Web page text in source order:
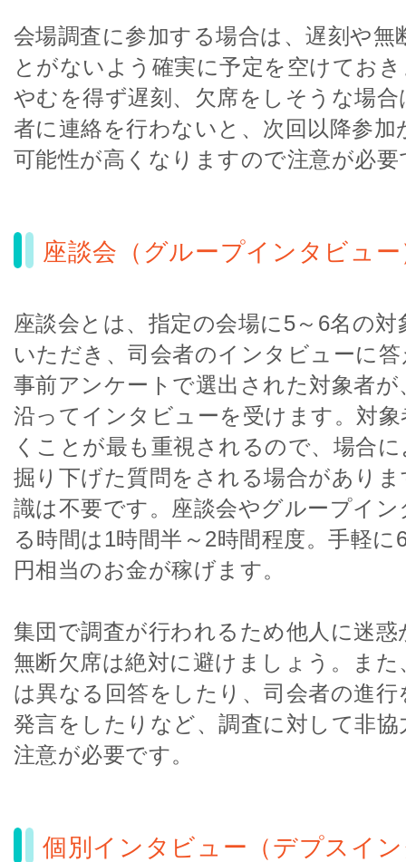
会場調査に参加する場合は、遅刻や無
とがないよう確実に予定を空けてお
やむを得ず遅刻、欠席をしそうな場合
者に連絡を行わないと、次回以降参
可能性が高くなりますので注意が必要
座談会（グループインタビュー
座談会とは、指定の会場に5～6名の
いただき、司会者のインタビューに
事前アンケートで選出された対象者
沿ってインタビューを受けます。対
くことが最も重視されるので、場合
掘り下げた質問をされる場合があり
識は不要です。座談会やグループイ
る時間は1時間半～2時間程度。手軽に
円相当のお金が稼げます。
集団で調査が行われるため他人に迷
無断欠席は絶対に避けましょう。また
は異なる回答をしたり、司会者の進
発言をしたりなど、調査に対して非
注意が必要です。
個別インタビュー（デプスイ